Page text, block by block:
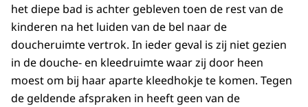
het diepe bad is achter gebleven toen de rest van de
kinderen na het luiden van de bel naar de
doucheruimte vertrok. In ieder geval is zij niet gezien
in de douche- en kleedruimte waar zij door heen
moest om bij haar aparte kleedhokje te komen. Tegen
de geldende afspraken in heeft geen van de